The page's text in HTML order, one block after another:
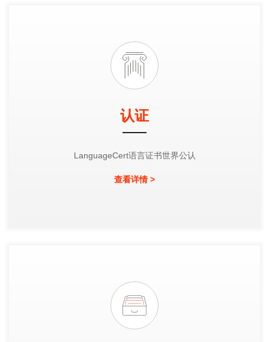
认证
LanguageCert语言证书世界公认
查看详情 >